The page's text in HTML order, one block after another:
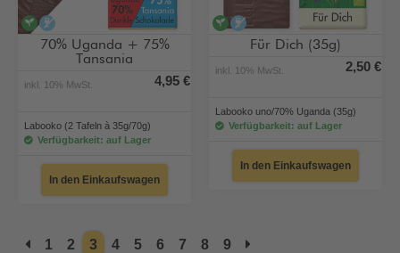
veganalkoholfrei
70% Uganda + 75%
Tansania
inkl. 10% MwSt. 4,95 €
Labooko (2 Tafeln à 35g/70g)
Verfügbarkeit: auf Lager
In den Einkaufswagen
veganalkoholfrei
Für Dich (35g)
inkl. 10% MwSt. 2,50 €
Labooko uno/70% Uganda (35g)
Verfügbarkeit: auf Lager
In den Einkaufswagen
1 2 3 4 5 6 7 8
9